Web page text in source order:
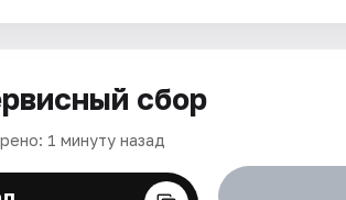
сбор
1 минуту назад